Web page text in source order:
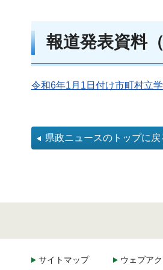
報道発表資料
令和6年1月1日付け市町村立
県政ニュースのトップに戻
サイトマップ ウェブア